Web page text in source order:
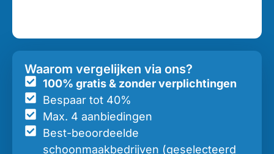
Waarom vergelijken via ons?
100% gratis & zonder verplichtingen
Bespaar tot 40%
Max. 4 aanbiedingen
Best-beoordeelde
schoonmaakbedrijven (geselecteerd